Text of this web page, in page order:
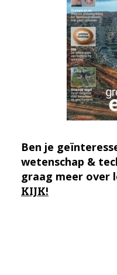
Ben je
wetenschap &
graag meer over
KIJK!